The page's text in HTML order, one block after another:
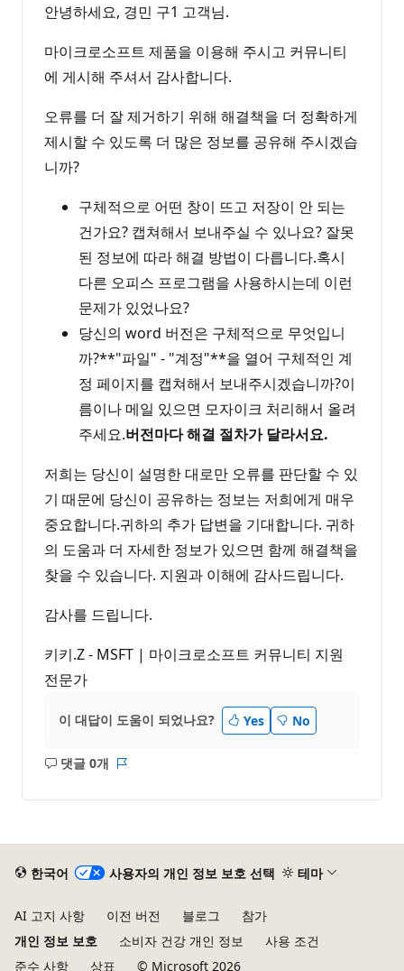
안녕하세요, 경민 구1 고객님.
마이크로소프트 제품을 이용해 주시고 커뮤니티
에 게시해 주셔서 감사합니다.
오류를 더 잘 제거하기 위해 해결책을 더 정확하게
제시할 수 있도록 더 많은 정보를 공유해 주시겠습
니까?
구체적으로 어떤 창이 뜨고 저장이 안 되는
건가요? 캡쳐해서 보내주실 수 있나요? 잘못
된 정보에 따라 해결 방법이 다릅니다.혹시
다른 오피스 프로그램을 사용하시는데 이런
문제가 있었나요?
당신의 word 버전은 구체적으로 무엇입니
까?**"파일" - "계정"**을 열어 구체적인 계
정 페이지를 캡쳐해서 보내주시겠습니까?이
름이나 메일 있으면 모자이크 처리해서 올려
주세요.버전마다 해결 절차가 달라서요.
저희는 당신이 설명한 대로만 오류를 판단할 수 있
기 때문에 당신이 공유하는 정보는 저희에게 매우
중요합니다.귀하의 추가 답변을 기대합니다. 귀하
의 도움과 더 자세한 정보가 있으면 함께 해결책을
찾을 수 있습니다. 지원과 이해에 감사드립니다.
감사를 드립니다.
키키.Z - MSFT | 마이크로소프트 커뮤니티 지원
전문가
이 대답이 도움이 되었나요? Yes No
댓글 0개
설
한국어 사용자의 개인 정보 보호 선택 테마
AI 고지 사항 이전 버전 블로그
참가
개인 정보 보호
소비자 건강 개인 정보
사용 조건
준수 사항
상표 © Microsoft 2026